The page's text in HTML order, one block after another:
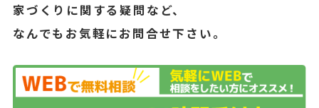
家づくりに関する疑問など、
なんでもお気軽にお問合せ下さい。